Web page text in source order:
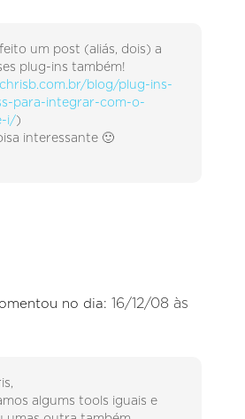
um post (aliás, dois) a
plug-ins também!
blog/plug-ins-
para-integrar-com-o-
i/ )
interessante 🙂
no dia: 16/12/08 às
algums tools iguais e